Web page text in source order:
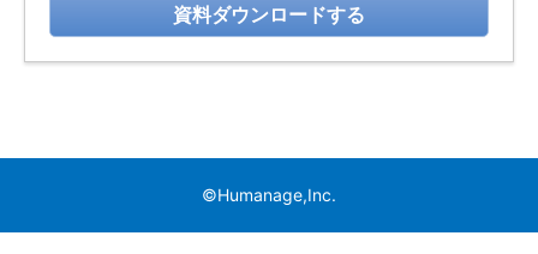
資料ダウンロードする
©Humanage,Inc.